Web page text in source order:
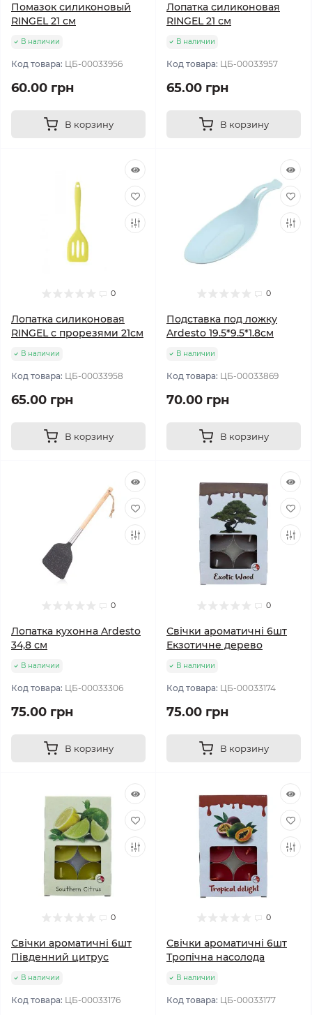
Помазок силиконовый
RINGEL 21 см
В наличии
Код товара: ЦБ-00033956
60.00 грн
В корзину
Лопатка силиконовая
RINGEL 21 см
В наличии
Код товара: ЦБ-00033957
65.00 грн
В корзину
0
Лопатка силиконовая
RINGEL с прорезями 21см
В наличии
Код товара: ЦБ-00033958
65.00 грн
В корзину
0
Подставка под ложку
Ardesto 19.5*9.5*1.8см
В наличии
Код товара: ЦБ-00033869
70.00 грн
В корзину
0
Лопатка кухонна Ardesto
34,8 см
В наличии
Код товара: ЦБ-00033306
75.00 грн
В корзину
0
Свічки ароматичні 6шт
Екзотичне дерево
В наличии
Код товара: ЦБ-00033174
75.00 грн
В корзину
0
Свічки ароматичні 6шт
Південний цитрус
В наличии
Код товара: ЦБ-00033176
0
Свічки ароматичні 6шт
Тропічна насолода
В наличии
Код товара: ЦБ-00033177